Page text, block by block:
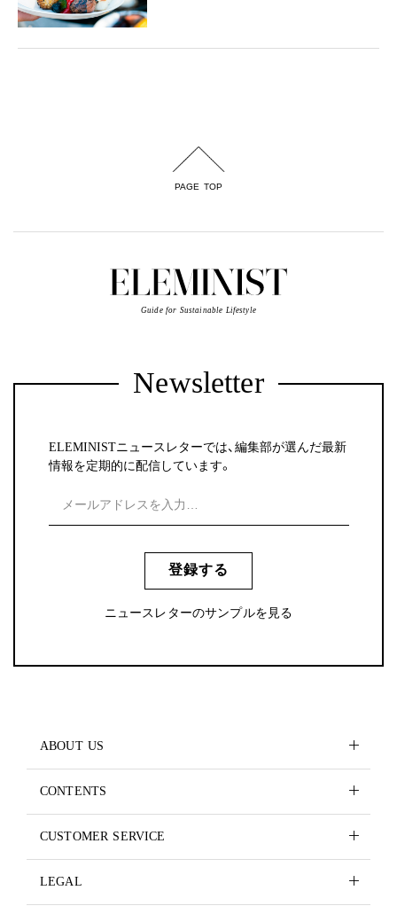
PAGE TOP
Guide for Sustainable Lifestyle
Newsletter
ELEMINISTニュースレターでは、編集部が選んだ最新
情報を定期的に配信しています。
登録する
ニュースレターのサンプルを見る
ABOUT US
CONTENTS
CUSTOMER SERVICE
LEGAL